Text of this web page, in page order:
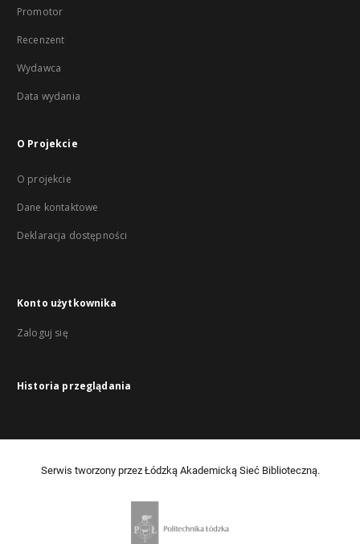
Promotor
Recenzent
Wydawca
Data wydania
O Projekcie
O projekcie
Dane kontaktowe
Deklaracja dostępności
Konto użytkownika
Zaloguj się
Historia przeglądania
Serwis tworzony przez Łódzką Akademicką Sieć Biblioteczną.